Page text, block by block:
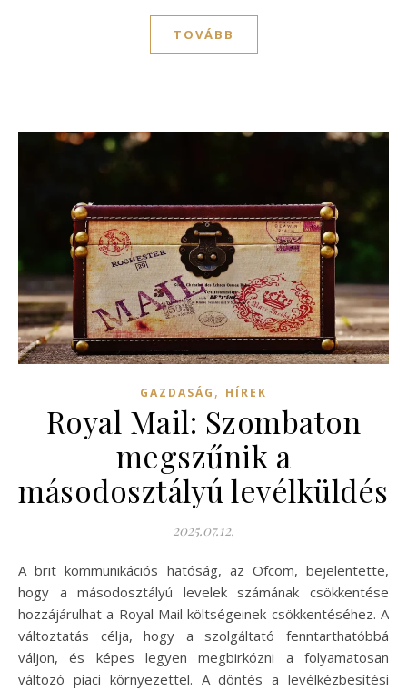
TOVÁBB
GAZDASÁG , HÍREK
Royal Mail: Szombaton
megszűnik a
másodosztályú levélküldés
2025.07.12.
A brit kommunikációs hatóság, az Ofcom, bejelentette,
hogy a másodosztályú levelek számának csökkentése
hozzájárulhat a Royal Mail költségeinek csökkentéséhez. A
változtatás célja, hogy a szolgáltató fenntarthatóbbá
váljon, és képes legyen megbirkózni a folyamatosan
változó piaci környezettel. A döntés a levélkézbesítési